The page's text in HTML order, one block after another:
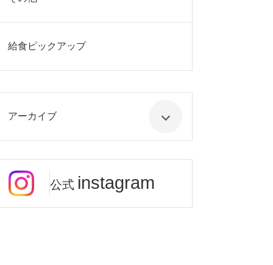
給食ピックアップ
アーカイブ
公式 instagram